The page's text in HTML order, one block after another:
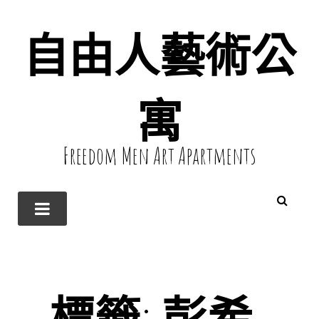
自由人藝術公
寓
Freedom Men Art Apartments